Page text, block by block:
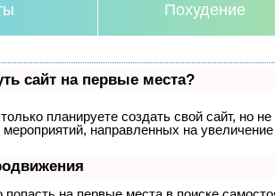
Похудение
сайт на первые места?
планируете создать свой сайт, но
направленных на